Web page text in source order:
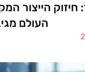
הייצור
העולם